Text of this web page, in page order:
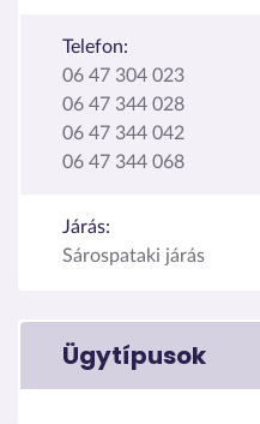
Telefon:
06 47 304 023
06 47 344 028
06 47 344 042
06 47 344 068
Járás:
Sárospataki járás
Ügytípusok